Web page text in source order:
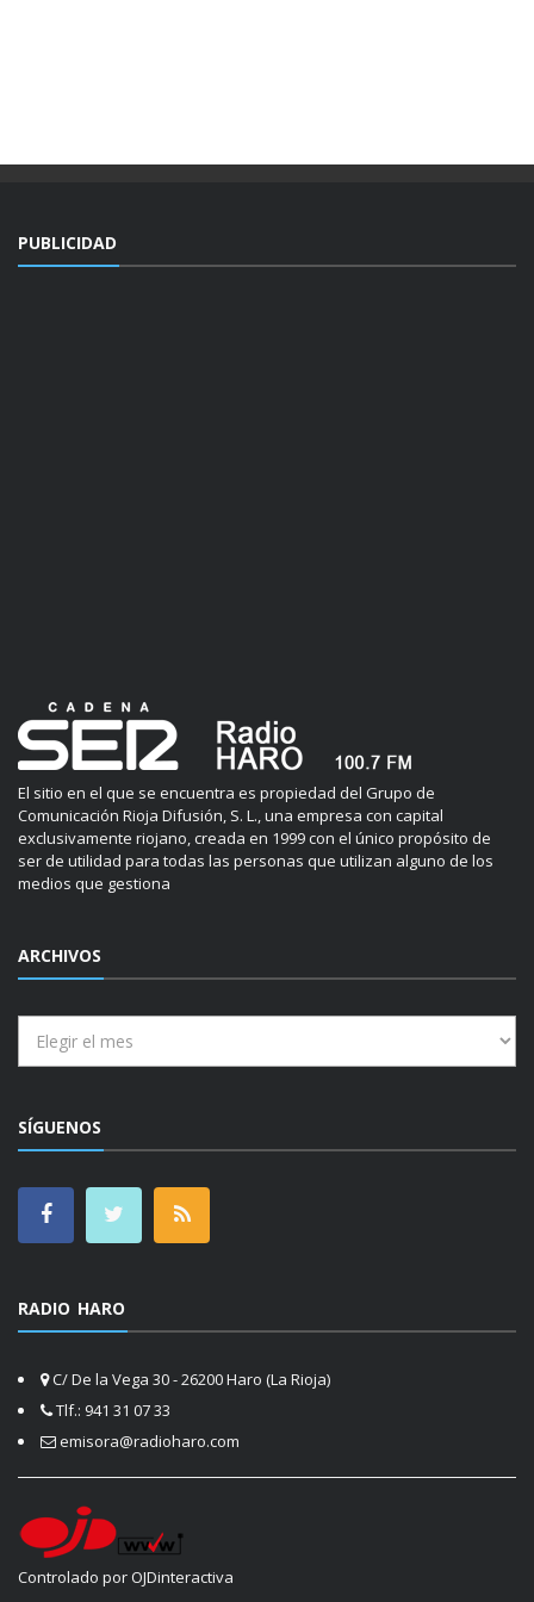
PUBLICIDAD
El sitio en el que se encuentra es propiedad del Grupo de
Comunicación Rioja Difusión, S. L., una empresa con capital
exclusivamente riojano, creada en 1999 con el único propósito de
ser de utilidad para todas las personas que utilizan alguno de los
medios que gestiona
ARCHIVOS
SÍGUENOS
RADIO HARO
C/ De la Vega 30 - 26200 Haro (La Rioja)
Tlf.: 941 31 07 33
emisora@radioharo.com
Controlado por OJDinteractiva